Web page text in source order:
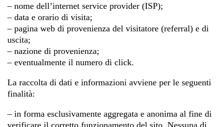
– nome dell’internet service provider (ISP);
– data e orario di visita;
– pagina web di provenienza del visitatore (referral) e di
uscita;
– nazione di provenienza;
– eventualmente il numero di click.
La raccolta di dati e informazioni avviene per le seguenti
finalità:
– in forma esclusivamente aggregata e anonima al fine di